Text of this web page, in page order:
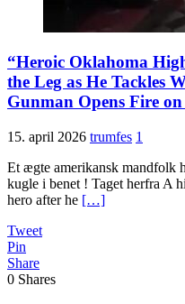
“Heroic Oklahoma
the Leg as He Tackles
Gunman Opens Fire on
15. april 2026 trumfes 1
Et ægte amerikansk mandfolk
kugle i benet ! Taget herfra A
hero after he […]
Tweet
Pin
Share
0 Shares